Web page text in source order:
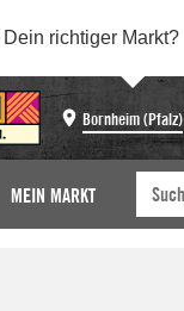
Dein richtiger Markt?
Bornheim (Pfalz)
MEIN MARKT